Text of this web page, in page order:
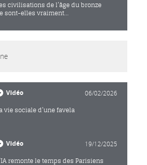
civilisations de l’âge du bronze
sont-elles vraiment...
Vidéo 06/02/2026
vie sociale d’une favela
Vidéo 19/12/2025
remonte le temps des Parisiens